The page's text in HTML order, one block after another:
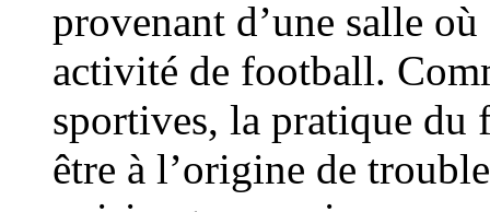
provenant d’une salle
activité de football.
sportives, la pratique du
être à l’origine de